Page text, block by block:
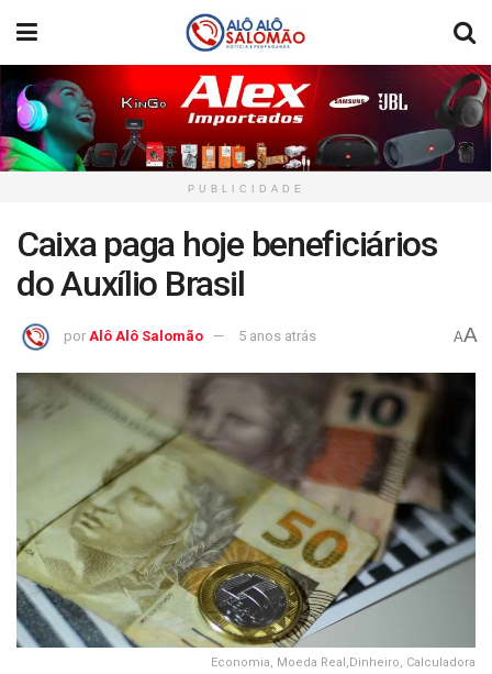
PUBLICIDADE
Caixa paga hoje beneficiários
do Auxílio Brasil
por Alô Alô Salomão 5 anos atrás AA
Economia, Moeda Real,Dinheiro, Calculadora